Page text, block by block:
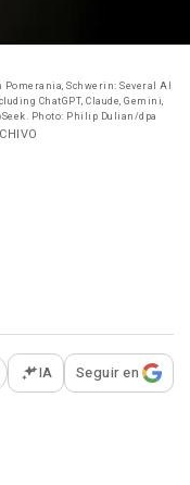
Pomerania, Schwerin: Several AI
ChatGPT, Claude, Gemini,
Photo: Philip Dulian/dpa
opciones para
IA Seguir en